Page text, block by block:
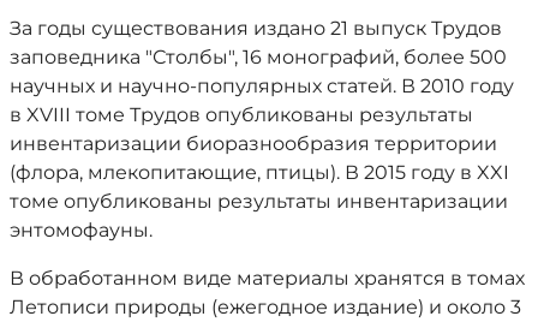
За годы существования издано 21 выпуск Трудов
заповедника "Столбы", 16 монографий, более 500
научных и научно-популярных статей. В 2010 году
в XVIII томе Трудов опубликованы результаты
инвентаризации биоразнообразия территории
(флора, млекопитающие, птицы). В 2015 году в XXI
томе опубликованы результаты инвентаризации
энтомофауны.
В обработанном виде материалы хранятся в томах
Летописи природы (ежегодное издание) и около 3